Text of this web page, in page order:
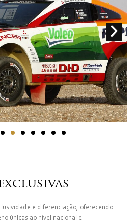
e diferenciação, oferecendo
únicas ao nível nacional e